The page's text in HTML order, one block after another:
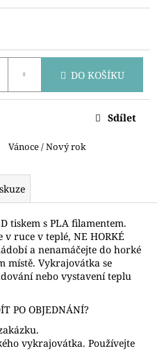
DO KOŠÍKU
Vánoce / Nový rok
Sdílet
tiskem s PLA filamentem.
ruce v teplé, NE HORKÉ
a nenamáčejte do horké
místě. Vykrajovátka se
nebo vystavení teplu
PO OBJEDNÁNÍ?
vykrajovátka. Používejte